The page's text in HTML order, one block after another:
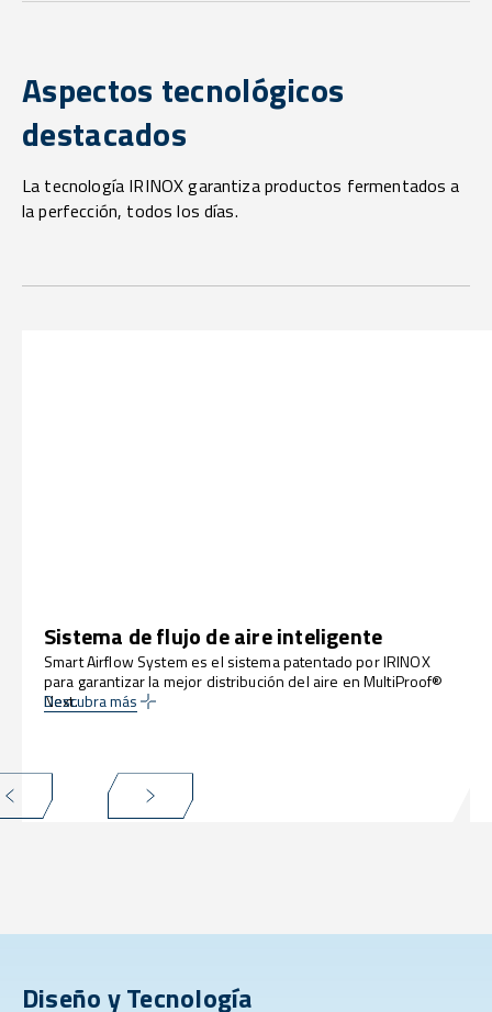
Aspectos tecnológicos
destacados
La tecnología IRINOX garantiza productos fermentados a
la perfección, todos los días.
Sistema de flujo de aire inteligente
Smart Airflow System es el sistema patentado por IRINOX
para garantizar la mejor distribución del aire en MultiProof®
Next.
Descubra más
Diseño y Tecnología